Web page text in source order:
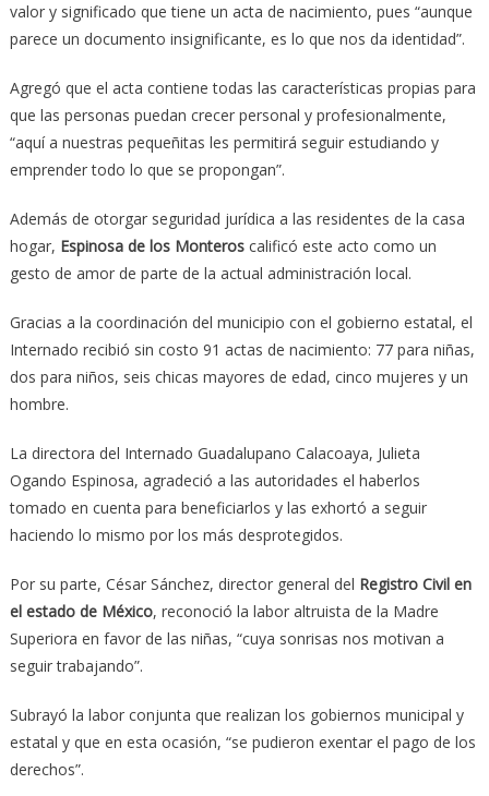
valor y significado que tiene un acta de nacimiento, pues “aunque
parece un documento insignificante, es lo que nos da identidad”.
Agregó que el acta contiene todas las características propias para
que las personas puedan crecer personal y profesionalmente,
“aquí a nuestras pequeñitas les permitirá seguir estudiando y
emprender todo lo que se propongan”.
Además de otorgar seguridad jurídica a las residentes de la casa
hogar, Espinosa de los Monteroscalificó este acto como un
gesto de amor de parte de la actual administración local.
Gracias a la coordinación del municipio con el gobierno estatal, el
Internado recibió sin costo 91 actas de nacimiento: 77 para niñas,
dos para niños, seis chicas mayores de edad, cinco mujeres y un
hombre.
La directora del Internado Guadalupano Calacoaya, Julieta
Ogando Espinosa, agradeció a las autoridades el haberlos
tomado en cuenta para beneficiarlos y las exhortó a seguir
haciendo lo mismo por los más desprotegidos.
Por su parte, César Sánchez, director general del Registro Civil en
el estado de México, reconoció la labor altruista de la Madre
Superiora en favor de las niñas, “cuya sonrisas nos motivan a
seguir trabajando”.
Subrayó la labor conjunta que realizan los gobiernos municipal y
estatal y que en esta ocasión, “se pudieron exentar el pago de los
derechos”.